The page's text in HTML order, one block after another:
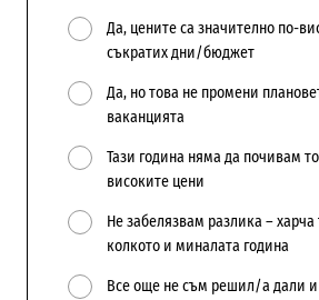
Да, цените са значително по-
съкратих дни/бюджет
Да, но това не промени
ваканцията
Тази година няма да почивам
високите цени
Не забелязвам разлика – харча
колкото и миналата година
Все още не съм решил/а дали